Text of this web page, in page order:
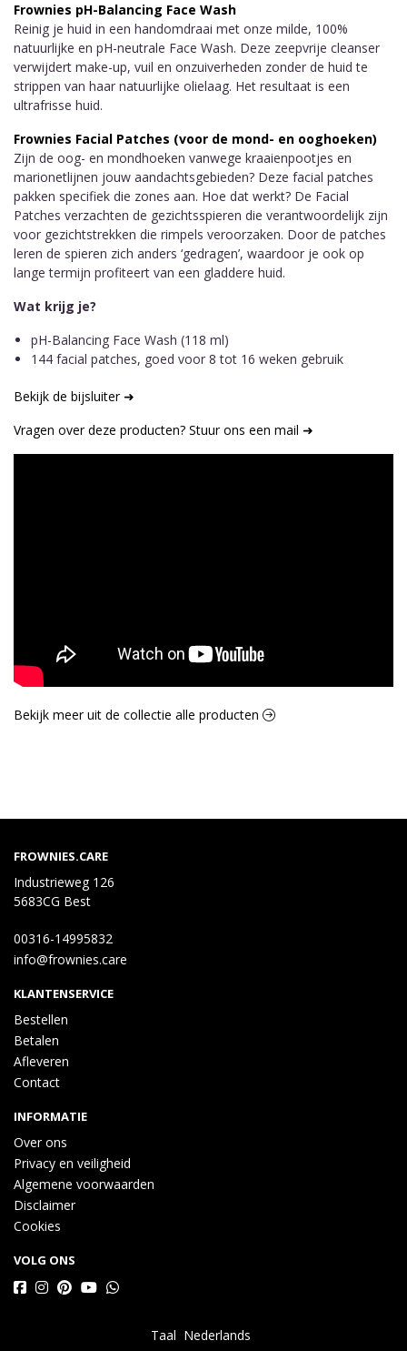
Frownies pH-Balancing Face Wash
Reinig je huid in een handomdraai met onze milde, 100%
natuurlijke en pH-neutrale Face Wash. Deze zeepvrije cleanser
verwijdert make-up, vuil en onzuiverheden zonder de huid te
strippen van haar natuurlijke olielaag. Het resultaat is een
ultrafrisse huid.
Frownies Facial Patches (voor de mond- en ooghoeken)
Zijn de oog- en mondhoeken vanwege kraaienpootjes en
marionetlijnen jouw aandachtsgebieden? Deze facial patches
pakken specifiek die zones aan. Hoe dat werkt? De Facial
Patches verzachten de gezichtsspieren die verantwoordelijk zijn
voor gezichtstrekken die rimpels veroorzaken. Door de patches
leren de spieren zich anders ‘gedragen’, waardoor je ook op
lange termijn profiteert van een gladdere huid.
Wat krijg je?
pH-Balancing Face Wash (118 ml)
144 facial patches, goed voor 8 tot 16 weken gebruik
Bekijk de bijsluiter ➜
Vragen over deze producten? Stuur ons een mail ➜
Bekijk meer uit de collectie alle producten
FROWNIES.CARE
Industrieweg 126
5683CG Best
00316-14995832
info@frownies.care
KLANTENSERVICE
Bestellen
Betalen
Afleveren
Contact
INFORMATIE
Over ons
Privacy en veiligheid
Algemene voorwaarden
Disclaimer
Cookies
VOLG ONS
Taal